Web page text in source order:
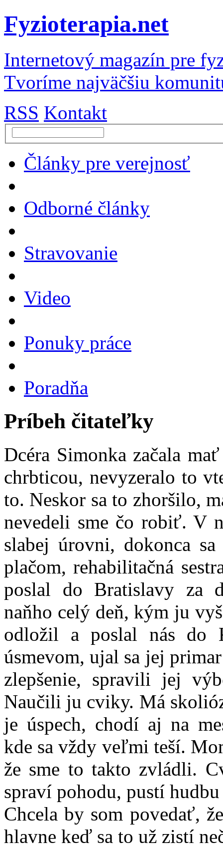
Fyzioterapia.net
Internetový magazín pre
Tvoríme najväčšiu
RSS Kontakt
Články pre verejnosť
Odborné články
Stravovanie
Video
Ponuky práce
Poradňa
Príbeh čitateľky
Dcéra Simonka začala
chrbticou, nevyzeralo to
to. Neskor sa to zhoršilo,
nevedeli sme čo robiť. V
slabej úrovni, dokonca
plačom, rehabilitačná
poslal do Bratislavy za
naňho celý deň, kým ju
odložil a poslal nás do
úsmevom, ujal sa jej
zlepšenie, spravili jej
Naučili ju cviky. Má
je úspech, chodí aj na
kde sa vždy veľmi teší.
že sme to takto zvládli.
spraví pohodu, pustí
Chcela by som povedať,
hlavne keď sa to už zistí